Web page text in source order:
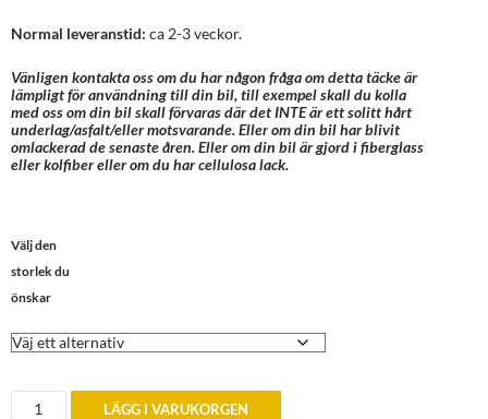
Normal leveranstid: ca 2-3 veckor.
Vänligen kontakta oss om du har någon fråga om detta täcke är
lämpligt för användning till din bil, till exempel skall du kolla
med oss om din bil skall förvaras där det INTE är ett solitt hårt
underlag/asfalt/eller motsvarande. Eller om din bil har blivit
omlackerad de senaste åren. Eller om din bil är gjord i fiberglass
eller kolfiber eller om du har cellulosa lack.
Välj den
storlek du
önskar
Standard-
LÄGG I VARUKORGEN